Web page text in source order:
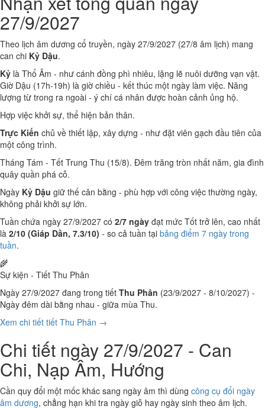
27/9/2027
Theo lịch âm dương cổ truyền, ngày 27/9/2027 (27/8 âm lịch) mang
can chi Kỷ Dậu.
Kỷ là Thổ Âm - như cánh đồng phì nhiêu, lặng lẽ nuôi dưỡng vạn vật.
Giờ Dậu (17h-19h) là giờ chiều - kết thúc một ngày làm việc. Năng
lượng từ trong ra ngoài - ý chí cá nhân được hoàn cảnh ủng hộ.
Hợp việc khởi sự, thể hiện bản thân.
Trực Kiến chủ về thiết lập, xây dựng - như đặt viên gạch đầu tiên của
một công trình.
Tháng Tám - Tết Trung Thu (15/8). Đêm trăng tròn nhất năm, gia đình
quây quần phá cỗ.
Ngày Kỷ Dậu giữ thế cân bằng - phù hợp với công việc thường ngày,
không phải khởi sự lớn.
Tuần chứa ngày 27/9/2027 có 2/7 ngày đạt mức Tốt trở lên, cao nhất
là 2/10 (Giáp Dần, 7.3/10) - so cả tuần tại bảng điểm 7 ngày trong
tuần.
🌾
Sự kiện - Tiết Thu Phân
Ngày 27/9/2027 đang trong tiết Thu Phân (23/9/2027 - 8/10/2027) -
Ngày đêm dài bằng nhau - giữa mùa Thu.
Xem chi tiết tiết Thu Phân →
Chi tiết ngày 27/9/2027 - Can
Chi, Nạp Âm, Hướng
Cần quy đổi một mốc khác sang ngày âm thì dùng công cụ đổi ngày
âm dương, chẳng hạn khi tra ngày giỗ hay ngày sinh theo âm lịch.